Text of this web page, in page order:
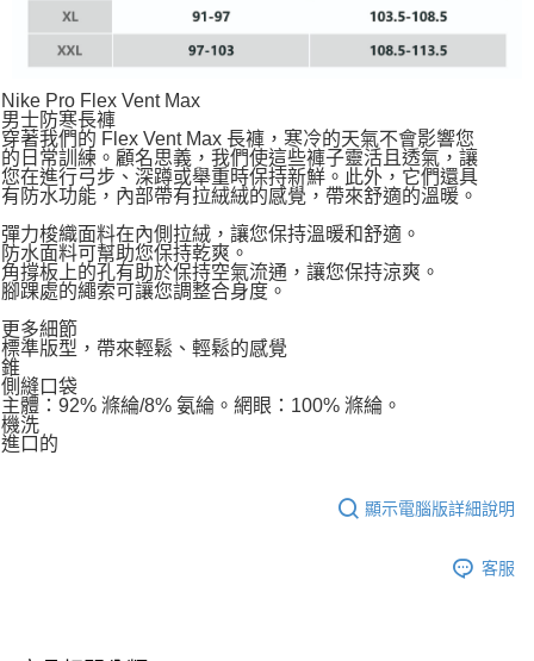
Nike Pro Flex Vent Max
男士防寒長褲
穿著我們的 Flex Vent Max 長褲，寒冷的天氣不會影響您
的日常訓練。顧名思義，我們使這些褲子靈活且透氣，讓
您在進行弓步、深蹲或舉重時保持新鮮。此外，它們還具
有防水功能，內部帶有拉絨絨的感覺，帶來舒適的溫暖。
彈力梭織面料在內側拉絨，讓您保持溫暖和舒適。
防水面料可幫助您保持乾爽。
角撐板上的孔有助於保持空氣流通，讓您保持涼爽。
腳踝處的繩索可讓您調整合身度。
更多細節
標準版型，帶來輕鬆、輕鬆的感覺
錐
側縫口袋
主體：92% 滌綸/8% 氨綸。網眼：100% 滌綸。
機洗
進口的
顯示電腦版詳細說明
客服